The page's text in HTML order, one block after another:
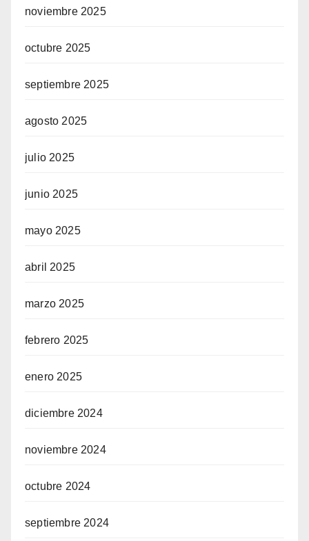
noviembre 2025
octubre 2025
septiembre 2025
agosto 2025
julio 2025
junio 2025
mayo 2025
abril 2025
marzo 2025
febrero 2025
enero 2025
diciembre 2024
noviembre 2024
octubre 2024
septiembre 2024